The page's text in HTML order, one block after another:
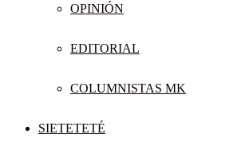
OPINIÓN
EDITORIAL
COLUMNISTAS MK
SIETETETÉ